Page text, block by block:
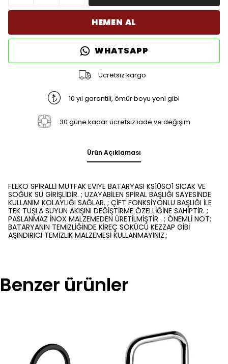
HEMEN AL
WHATSAPP
Ücretsiz kargo
10 yıl garantili, ömür boyu yeni gibi
30 güne kadar ücretsiz iade ve değişim
Ürün Açıklaması
FLEKO SPİRALLİ MUTFAK EVİYE BATARYASI KS10SO1 SICAK VE
SOĞUK SU GİRİŞLİDİR. ; UZAYABİLEN SPİRAL BAŞLIĞI SAYESİNDE
KULLANIM KOLAYLIĞI SAĞLAR. ; ÇİFT FONKSİYONLU BAŞLIĞI İLE
TEK TUŞLA SUYUN AKIŞINI DEĞİŞTİRME ÖZELLİĞİNE SAHİPTİR. ;
PASLANMAZ İNOX MALZEMEDEN ÜRETİLMİŞTİR . ; ÖNEMLİ NOT:
BATARYANIN TEMİZLİĞİNDE KİREÇ SÖKÜCÜ KEZZAP GİBİ
AŞINDIRICI TEMİZLİK MALZEMESİ KULLANMAYINIZ.;
Benzer ürünler